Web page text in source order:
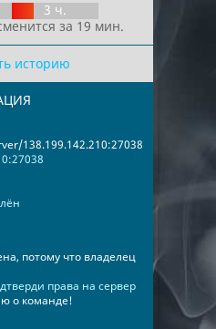
3 ч.
за 19 мин.
историю
138.199.142.210:27038
потому что владелец
права на сервер
о команде!